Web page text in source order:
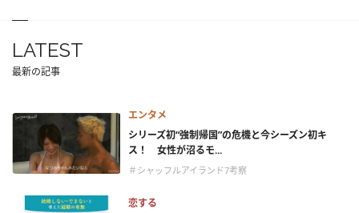
LATEST
最新の記事
エンタメ
シリーズ初“強制帰国”の危機と今シーズン初キ
ス！ 女性が沼るモ...
＃シャッフルアイランド7考察
恋する